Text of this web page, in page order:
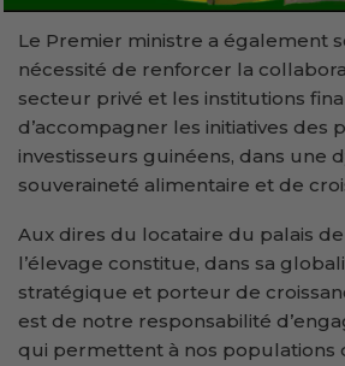
Le Premier ministre a également
nécessité de renforcer la
secteur privé et les institutions
d’accompagner les initiatives des
investisseurs guinéens, dans une
souveraineté alimentaire et de
Aux dires du locataire du palais
l’élevage constitue, dans sa
stratégique et porteur de
est de notre responsabilité
qui permettent à nos populations